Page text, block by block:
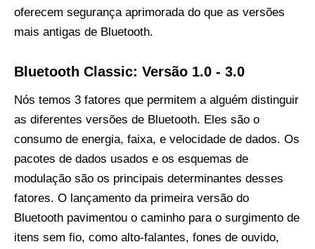
oferecem segurança aprimorada do que as versões
mais antigas de Bluetooth.
Bluetooth Classic: Versão 1.0 - 3.0
Nós temos 3 fatores que permitem a alguém distinguir
as diferentes versões de Bluetooth. Eles são o
consumo de energia, faixa, e velocidade de dados. Os
pacotes de dados usados ​​e os esquemas de
modulação são os principais determinantes desses
fatores. O lançamento da primeira versão do
Bluetooth pavimentou o caminho para o surgimento de
itens sem fio, como alto-falantes, fones de ouvido,